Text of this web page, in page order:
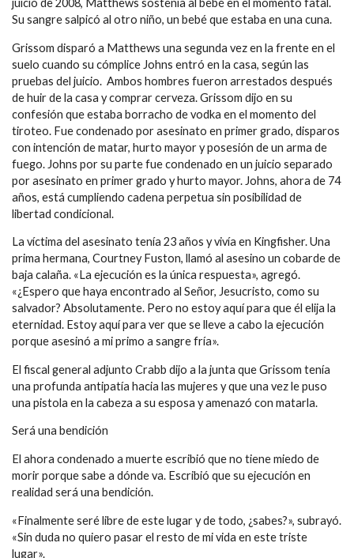
juicio de 2008, Matthews sostenía al bebé en el momento fatal.
Su sangre salpicó al otro niño, un bebé que estaba en una cuna.
Grissom disparó a Matthews una segunda vez en la frente en el
suelo cuando su cómplice Johns entró en la casa, según las
pruebas del juicio. Ambos hombres fueron arrestados después
de huir de la casa y comprar cerveza. Grissom dijo en su
confesión que estaba borracho de vodka en el momento del
tiroteo. Fue condenado por asesinato en primer grado, disparos
con intención de matar, hurto mayor y posesión de un arma de
fuego. Johns por su parte fue condenado en un juicio separado
por asesinato en primer grado y hurto mayor. Johns, ahora de 74
años, está cumpliendo cadena perpetua sin posibilidad de
libertad condicional.
La víctima del asesinato tenía 23 años y vivía en Kingfisher. Una
prima hermana, Courtney Fuston, llamó al asesino un cobarde de
baja calaña. «La ejecución es la única respuesta», agregó.
«¿Espero que haya encontrado al Señor, Jesucristo, como su
salvador? Absolutamente. Pero no estoy aquí para que él elija la
eternidad. Estoy aquí para ver que se lleve a cabo la ejecución
porque asesinó a mi primo a sangre fría».
El fiscal general adjunto Crabb dijo a la junta que Grissom tenía
una profunda antipatía hacia las mujeres y que una vez le puso
una pistola en la cabeza a su esposa y amenazó con matarla.
Será una bendición
El ahora condenado a muerte escribió que no tiene miedo de
morir porque sabe a dónde va. Escribió que su ejecución en
realidad será una bendición.
«Finalmente seré libre de este lugar y de todo, ¿sabes?», subrayó.
«Sin duda no quiero pasar el resto de mi vida en este triste
lugar».